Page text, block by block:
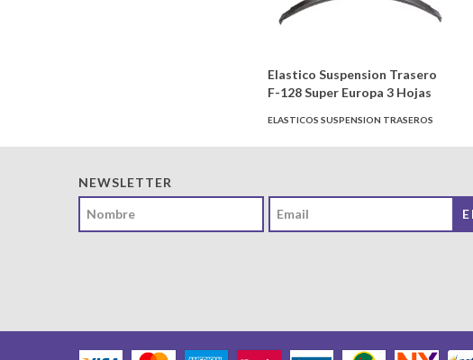
Elastico Suspension Trasero
F-128 Super Europa 3 Hojas
ELASTICOS SUSPENSION TRASEROS
NEWSLETTER